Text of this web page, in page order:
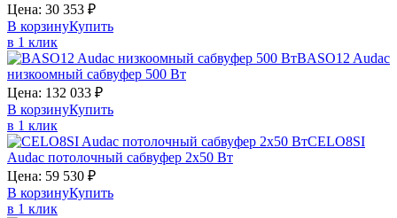
Цена: 30 353 ₽
В корзинуКупить
в 1 клик
BASO12 Audac
низкоомный сабвуфер 500 Вт
Цена: 132 033 ₽
В корзинуКупить
в 1 клик
CELO8SI
Audac потолочный сабвуфер 2х50 Вт
Цена: 59 530 ₽
В корзинуКупить
в 1 клик